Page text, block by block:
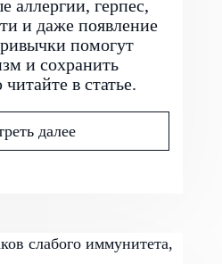
аллергии, герпес,
и даже появление
помогут
и сохранить
в статье.
далее